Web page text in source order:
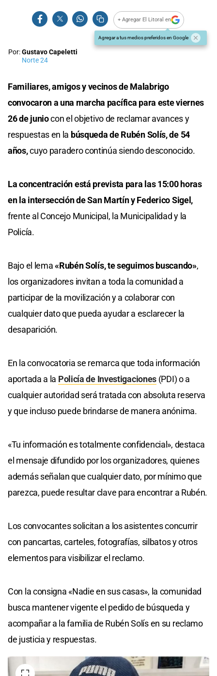
+ Agregar El Litoral en
Agregar a tus medios preferidos en Google
Por:Gustavo Capeletti
Norte 24
Familiares, amigos y vecinos de Malabrigo
convocaron a una marcha pacífica para este viernes
26 de juniocon el objetivo de reclamar avances y
respuestas en la búsqueda de Rubén Solís, de 54
años,cuyo paradero continúa siendo desconocido.
La concentración está prevista para las 15:00 horas
en la intersección de San Martín y Federico Sigel,
frente al Concejo Municipal, la Municipalidad y la
Policía.
Bajo el lema«Rubén Solís, te seguimos buscando»,
los organizadores invitan a toda la comunidad a
participar de la movilización y a colaborar con
cualquier dato que pueda ayudar a esclarecer la
desaparición.
En la convocatoria se remarca que toda información
aportada a la Policía de Investigaciones (PDI) o a
cualquier autoridad será tratada con absoluta reserva
y que incluso puede brindarse de manera anónima.
«Tu información es totalmente confidencial», destaca
el mensaje difundido por los organizadores, quienes
además señalan que cualquier dato, por mínimo que
parezca, puede resultar clave para encontrar a Rubén.
Los convocantes solicitan a los asistentes concurrir
con pancartas, carteles, fotografías, silbatos y otros
elementos para visibilizar el reclamo.
Con la consigna «Nadie en sus casas», la comunidad
busca mantener vigente el pedido de búsqueda y
acompañar a la familia de Rubén Solís en su reclamo
de justicia y respuestas.